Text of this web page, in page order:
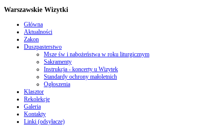
Warszawskie Wizytki
Główna
Aktualności
Zakon
Duszpasterstwo
Msze św i nabożeństwa w roku liturgicznym
Sakramenty
Instrukcja - koncerty u Wizytek
Standardy ochrony małoletnich
Ogłoszenia
Klasztor
Rekolekcje
Galeria
Kontakty
Linki (odsyłacze)